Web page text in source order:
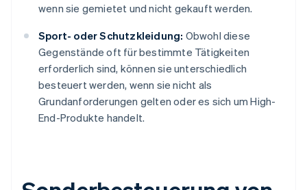
wenn sie gemietet und nicht gekauft werden.
Sport- oder Schutzkleidung: Obwohl diese
Gegenstände oft für bestimmte Tätigkeiten
erforderlich sind, können sie unterschiedlich
besteuert werden, wenn sie nicht als
Grundanforderungen gelten oder es sich um High-
End-Produkte handelt.